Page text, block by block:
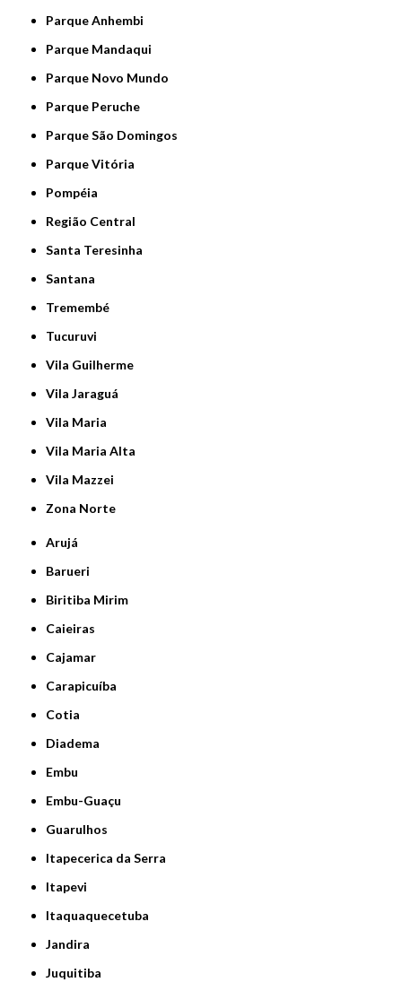
Parque Anhembi
Parque Mandaqui
Parque Novo Mundo
Parque Peruche
Parque São Domingos
Parque Vitória
Pompéia
Região Central
Santa Teresinha
Santana
Tremembé
Tucuruvi
Vila Guilherme
Vila Jaraguá
Vila Maria
Vila Maria Alta
Vila Mazzei
Zona Norte
Arujá
Barueri
Biritiba Mirim
Caieiras
Cajamar
Carapicuíba
Cotia
Diadema
Embu
Embu-Guaçu
Guarulhos
Itapecerica da Serra
Itapevi
Itaquaquecetuba
Jandira
Juquitiba